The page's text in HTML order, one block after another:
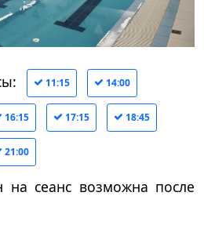
11:15 14:00
16:15 17:15 18:45
21:00
на сеанс возможна после